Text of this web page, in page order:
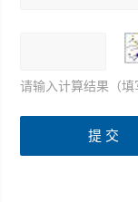
请输入计算结果（